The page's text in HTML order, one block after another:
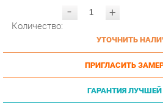
УТОЧНИТЬ
ПРИГЛАСИТЬ
ГАРАНТИЯ ЛУЧШЕЙ
Доставкапог. Екатеринбург